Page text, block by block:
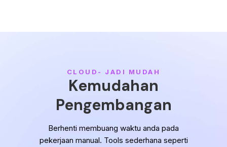
CLOUD- JADI MUDAH
Kemudahan
Pengembangan
Berhenti membuang waktu anda pada
pekerjaan manual. Tools sederhana seperti